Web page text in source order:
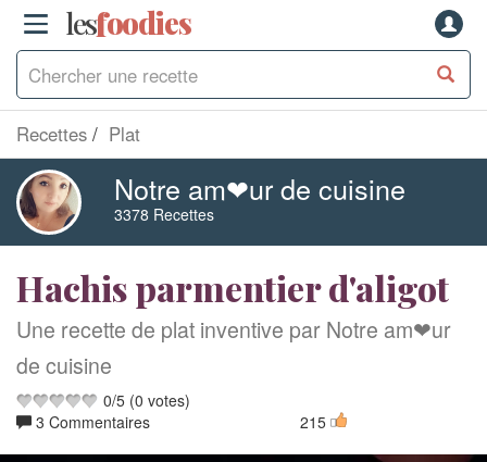
lesfoodies
Recettes Plat
Notre am❤ur de cuisine
3378 Recettes
Hachis parmentier d'aligot
Une recette de plat inventive par Notre am❤ur
de cuisine
0/5 (0 votes)
3 Commentaires
215